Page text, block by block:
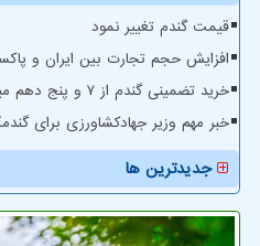
قیمت گندم تغییر نمود
افزایش حجم تجارت بین ایران و پاکستان به رقم
خرید تضمینی گندم از ۷ و پنج دهم میلیون تن گذشت
خبر مهم وزیر جهادکشاورزی برای
جدیدترین ها